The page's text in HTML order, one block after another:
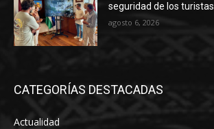
seguridad de los
agosto 6, 2026
CATEGORÍAS DESTACADAS
Actualidad